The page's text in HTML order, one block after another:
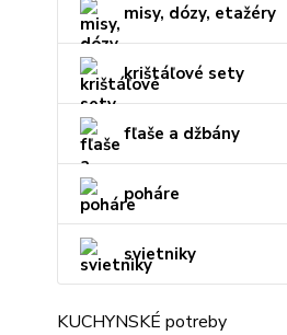
misy, dózy, etažéry
krištáľové sety
fľaše a džbány
poháre
svietniky
KUCHYNSKÉ potreby